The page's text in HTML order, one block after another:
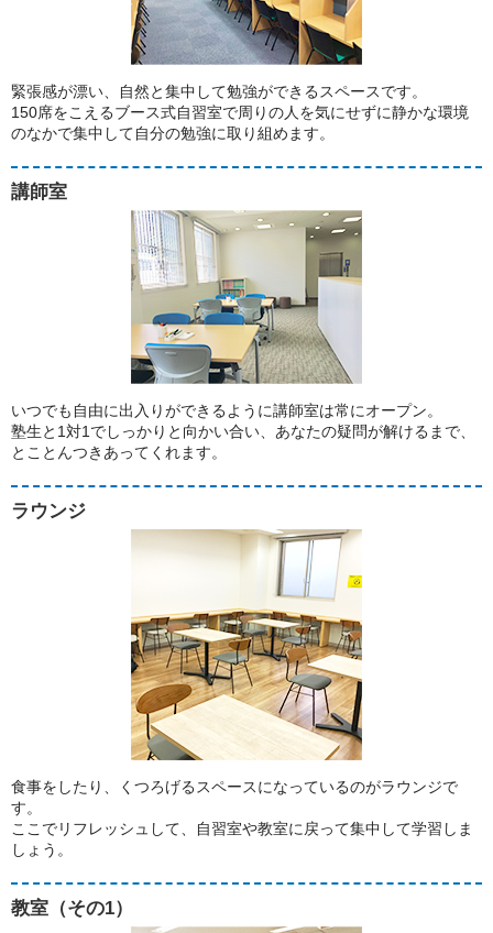
緊張感が漂い、自然と集中して勉強ができるスペースです。
150席をこえるブース式自習室で周りの人を気にせずに静かな環境
のなかで集中して自分の勉強に取り組めます。
講師室
いつでも自由に出入りができるように講師室は常にオープン。
塾生と1対1でしっかりと向かい合い、あなたの疑問が解けるまで、
とことんつきあってくれます。
ラウンジ
食事をしたり、くつろげるスペースになっているのがラウンジで
す。
ここでリフレッシュして、自習室や教室に戻って集中して学習しま
しょう。
教室（その1）